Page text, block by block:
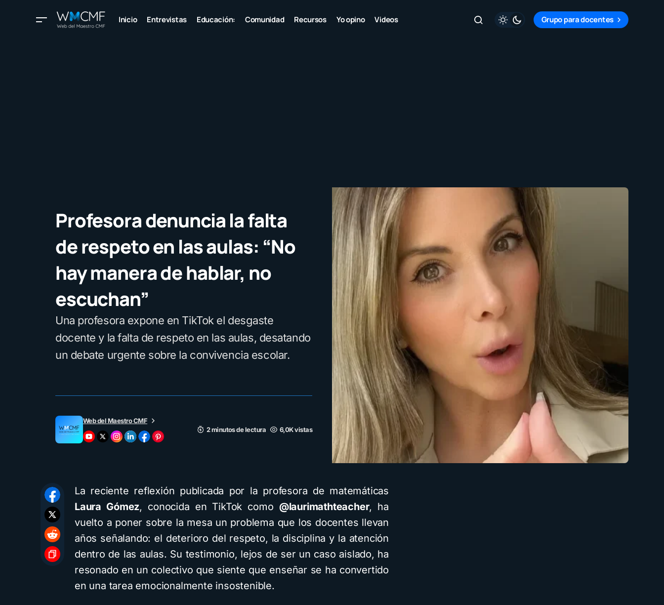
Inicio Entrevistas Educación: Comunidad Recursos Yo opino Videos Grupo para docentes
Profesora denuncia la falta
de respeto en las aulas: “No
hay manera de hablar, no
escuchan”
Una profesora expone en TikTok el desgaste
docente y la falta de respeto en las aulas, desatando
un debate urgente sobre la convivencia escolar.
Web del Maestro CMF
2 minutos de lectura
6,0K vistas
La reciente reflexión publicada por la profesora de matemáticas
Laura Gómez, conocida en TikTok como @laurimathteacher, ha
vuelto a poner sobre la mesa un problema que los docentes llevan
años señalando: el deterioro del respeto, la disciplina y la atención
dentro de las aulas. Su testimonio, lejos de ser un caso aislado, ha
resonado en un colectivo que siente que enseñar se ha convertido
en una tarea emocionalmente insostenible.